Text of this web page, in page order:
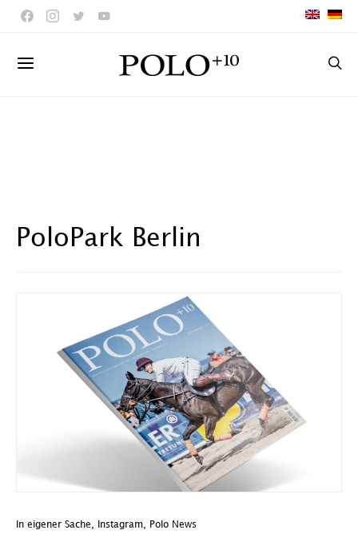
PoloPark Berlin
In eigener Sache Instagram Polo News